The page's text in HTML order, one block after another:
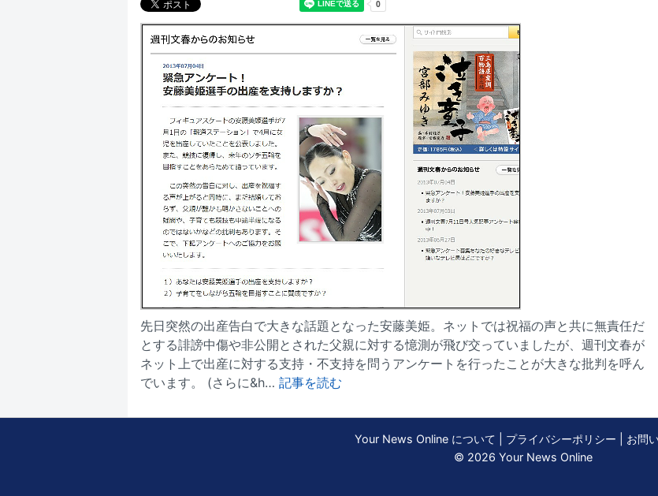
先日突然の出産告白で大きな話題となった安藤美姫。ネットでは祝福の声と共に無責任だ
とする誹謗中傷や非公開とされた父親に対する憶測が飛び交っていましたが、週刊文春が
ネット上で出産に対する支持・不支持を問うアンケートを行ったことが大きな批判を呼ん
でいます。 (さらに&h… 記事を読む
Your News Online について プライバシーポリシー
お問
© 2026 Your News Online